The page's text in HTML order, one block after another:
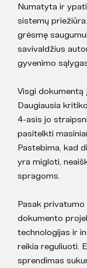
Numatyta ir
sistemų
grėsmę
savivaldžius
gyvenimo
Visgi
Daugiausia
4-asis jo
pasitelkti
Pastebima, kad
yra migloti,
spragoms.
Pasak
dokumento
technologijas ir
reikia reguliuoti.
sprendimas